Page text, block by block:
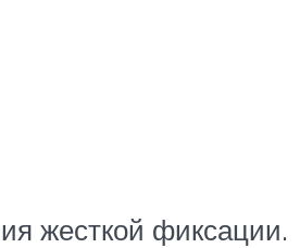
жесткой фиксации.